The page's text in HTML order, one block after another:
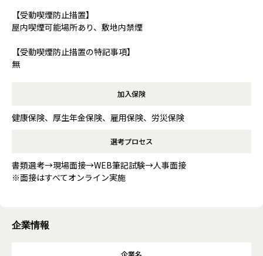
【受動喫煙防止措置】
屋内喫煙可能場所あり、敷地内禁煙
【受動喫煙防止措置の特記事項】
無
加入保険
健康保険、厚生年金保険、雇用保険、労災保険
選考プロセス
書類選考→現場面接→WEB筆記試験→人事面接
※面接はすべてオンライン実施
企業情報